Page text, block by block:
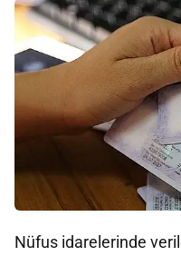
Nüfus idarelerinde